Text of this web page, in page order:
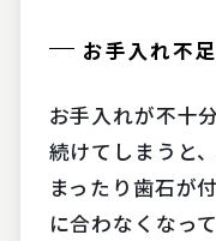
お手入れ不
お手入れが不十
続けてしまうと
まったり歯石が
に合わなくなっ